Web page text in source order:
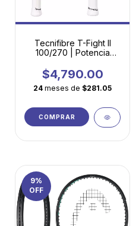
Tecnifibre T-Fight II
100/270 | Potencia
en Desarrollo
$4,790.00
24 meses de $281.05
COMPRAR
9%
OFF